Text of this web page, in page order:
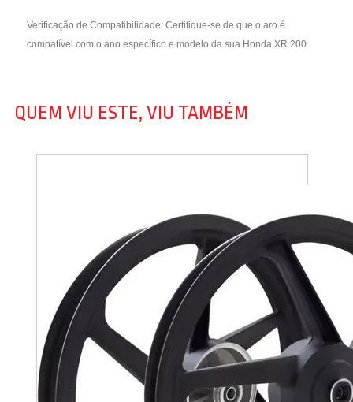
Verificação de Compatibilidade: Certifique-se de que o aro é
compatível com o ano específico e modelo da sua Honda XR 200.
QUEM VIU ESTE, VIU TAMBÉM